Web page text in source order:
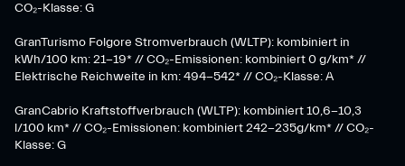
CO₂-Klasse: G
GranTurismo Folgore Stromverbrauch (WLTP): kombiniert in
kWh/100 km: 21-19* // CO₂-Emissionen: kombiniert 0 g/km* //
Elektrische Reichweite in km: 494-542* // CO₂-Klasse: A
GranCabrio Kraftstoffverbrauch (WLTP): kombiniert 10,6-10,3
l/100 km* // CO₂-Emissionen: kombiniert 242-235g/km* // CO₂-
Klasse: G